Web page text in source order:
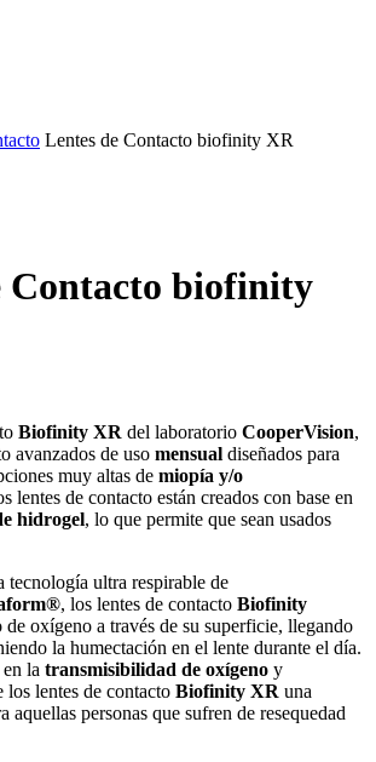
Lentes de Contacto biofinity XR
Contacto biofinity
Biofinity XR del laboratorio CooperVision,
avanzados de uso mensual diseñados para
muy altas de miopía y/o
lentes de contacto están creados con base en
hidrogel, lo que permite que sean usados
tecnología ultra respirable de
, los lentes de contacto Biofinity
de oxígeno a través de su superficie, llegando
la humectación en el lente durante el día.
la transmisibilidad de oxígeno y
los lentes de contacto Biofinity XR una
aquellas personas que sufren de resequedad